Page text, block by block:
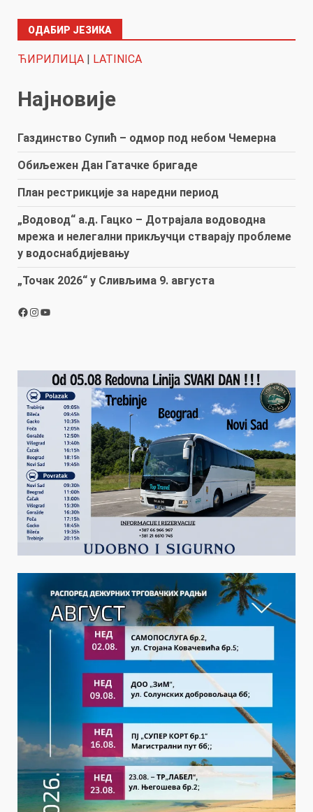
ОДАБИР ЈЕЗИКА
ЋИРИЛИЦА | LATINICA
Најновије
Газдинство Супић – одмор под небом Чемерна
Обиљежен Дан Гатачке бригаде
План рестрикције за наредни период
„Водовод“ а.д. Гацко – Дотрајала водоводна
мрежа и нелегални прикључци стварају проблеме
у водоснабдијевању
„Точак 2026“ у Сливљима 9. августа
Facebook
Instagram
YouTube